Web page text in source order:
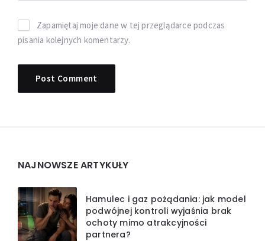
Zapamiętaj moje dane w tej przeglądarce podczas
pisania kolejnych komentarzy.
Widgets
NAJNOWSZE ARTYKUŁY
Hamulec i gaz pożądania: jak model
podwójnej kontroli wyjaśnia brak
ochoty mimo atrakcyjności
partnera?